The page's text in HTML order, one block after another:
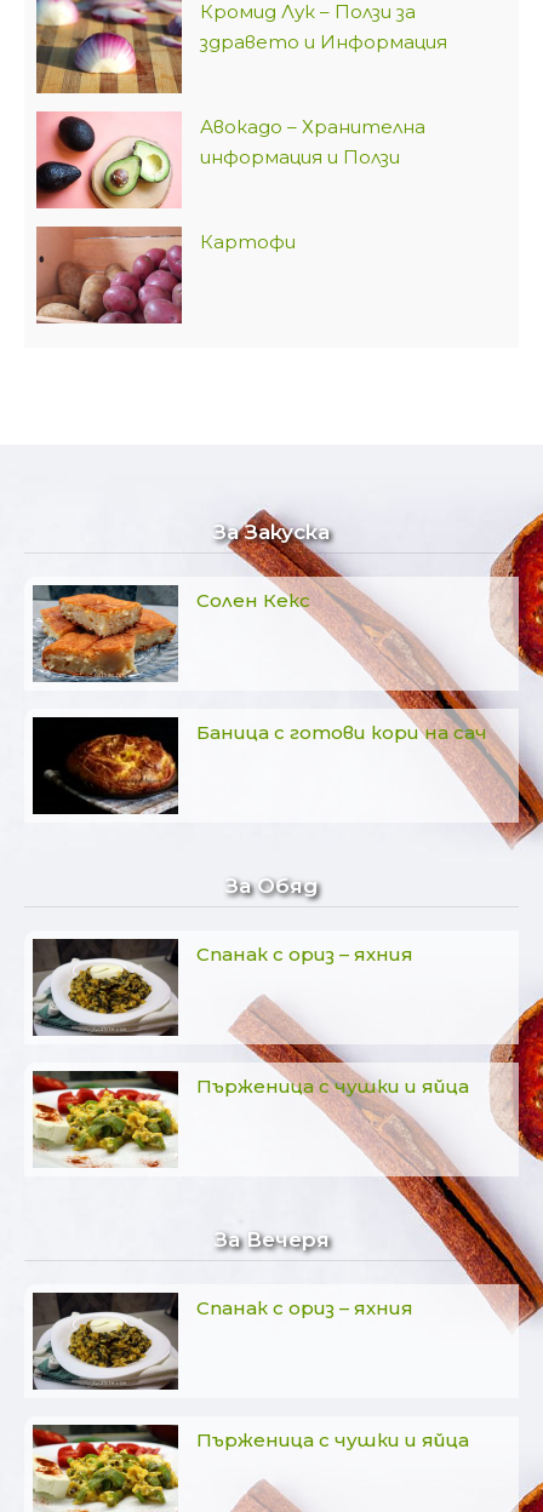
Кромид Лук – Ползи за
здравето и Информация
Авокадо – Хранителна
информация и Ползи
Картофи
За Закуска
Солен Кекс
Баница с готови кори на сач
За Обяд
Спанак с ориз – яхния
Пърженица с чушки и яйца
За Вечеря
Спанак с ориз – яхния
Пърженица с чушки и яйца